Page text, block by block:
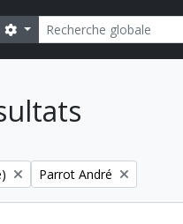
Search options
Remove filter:
Parrot André